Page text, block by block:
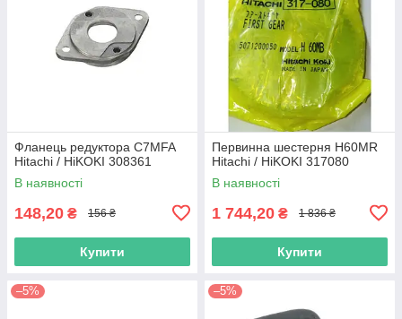
Фланець редуктора C7MFA
Hitachi / HiKOKI 308361
В наявності
148,20 ₴ 156 ₴
Купити
Первинна шестерня H60MR
Hitachi / HiKOKI 317080
В наявності
1 744,20 ₴ 1 836 ₴
Купити
–5% –5%